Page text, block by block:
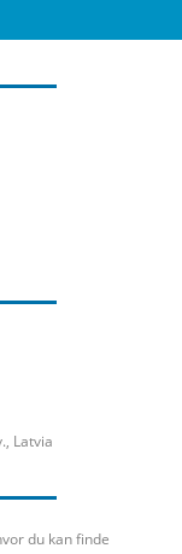
Latvia
du kan finde